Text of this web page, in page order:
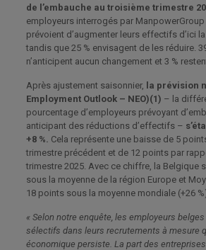
de l’embauche au troisième trimestre
employeurs interrogés par ManpowerGroup
prévoient d’augmenter leurs effectifs d’ici
tandis que 25 % envisagent de les réduire.
n’anticipent aucun changement et 3 %
Après ajustement saisonnier, la prévision
Employment Outlook – NEO)(1) – la
pourcentage d’employeurs prévoyant
anticipant des réductions d’effectifs –
+8 %. Cela représente une baisse de 5
trimestre précédent et de 12 points par
trimestre 2025. Avec ce chiffre, la Belgique
sous la moyenne de la région Europe et
18 points sous la moyenne mondiale (+26
« Selon notre enquête, les employeurs
sélectifs dans leurs recrutements à mesure
économique persiste. La part des